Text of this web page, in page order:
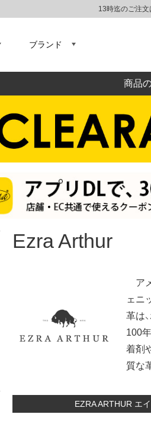
13時迄のご注
ブランド
商品
Ezra Arthur
ア
ェニ
革は
100
着剤
質な
EZRA ARTHUR エ